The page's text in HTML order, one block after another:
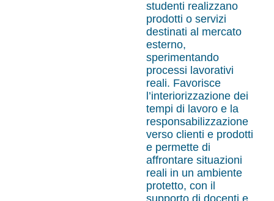
studenti realizzano
prodotti o servizi
destinati al mercato
esterno,
sperimentando
processi lavorativi
reali. Favorisce
l’interiorizzazione dei
tempi di lavoro e la
responsabilizzazione
verso clienti e prodotti
e permette di
affrontare situazioni
reali in un ambiente
protetto, con il